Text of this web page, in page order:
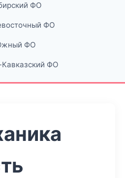
ФО
ФО
ФО
ФО